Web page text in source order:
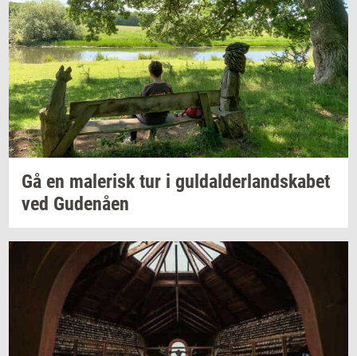
Gå en ma­le­risktur i gul­dal­der­land­ska­bet
ved Gu­denå­en